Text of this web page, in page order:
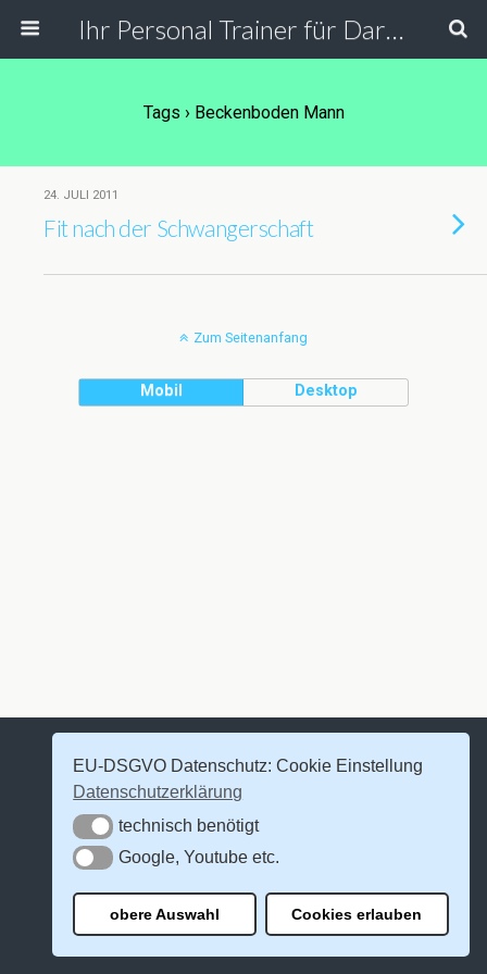
Ihr Personal Trainer für Darmstadt, Frankfurt und Umgebung. Personal Training in der PT Lounge, bei Ihnen zu Hause, in der Firma und Outdoor.
Tags › Beckenboden Mann
24. JULI 2011
Fit nach der Schwangerschaft
Zum Seitenanfang
Mobil Desktop
EU-DSGVO Datenschutz: Cookie Einstellung
Datenschutzerklärung
technisch benötigt
technisch benötigt
Google, Youtube etc.
Google, Youtube etc.
obere Auswahl Cookies erlauben